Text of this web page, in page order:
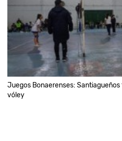
Juegos Bonaerenses: Santiagueños
vóley